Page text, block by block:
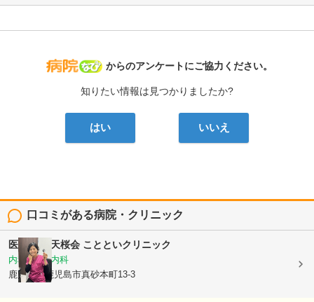
病院なび
からのアンケートにご協力ください。
知りたい情報は見つかりましたか?
はい いいえ
口コミがある病院・クリニック
医療法人 天桜会 ことといクリニック
内科, 血液内科
鹿児島県鹿児島市真砂本町13-3